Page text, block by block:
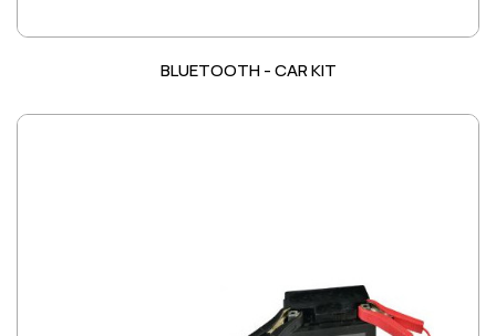
BLUETOOTH - CAR KIT